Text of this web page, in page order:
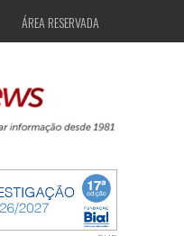
ÁREA RESERVADA